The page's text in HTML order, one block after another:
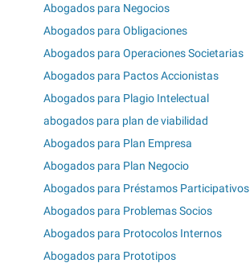
Abogados para Negocios
Abogados para Obligaciones
Abogados para Operaciones Societarias
Abogados para Pactos Accionistas
Abogados para Plagio Intelectual
abogados para plan de viabilidad
Abogados para Plan Empresa
Abogados para Plan Negocio
Abogados para Préstamos Participativos
Abogados para Problemas Socios
Abogados para Protocolos Internos
Abogados para Prototipos